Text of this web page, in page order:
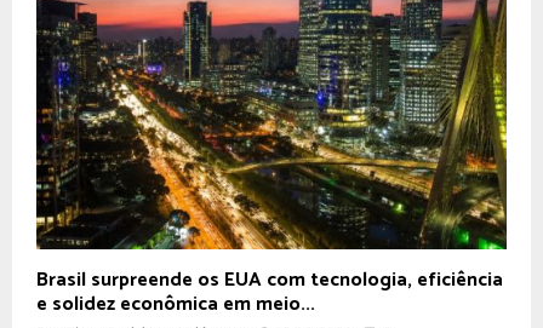
Brasil surpreende os EUA com tecnologia, eficiência
e solidez econômica em meio...